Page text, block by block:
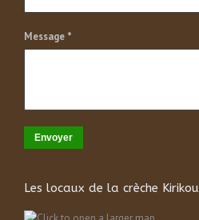
Message *
Envoyer
Les locaux de la crèche Kirikou